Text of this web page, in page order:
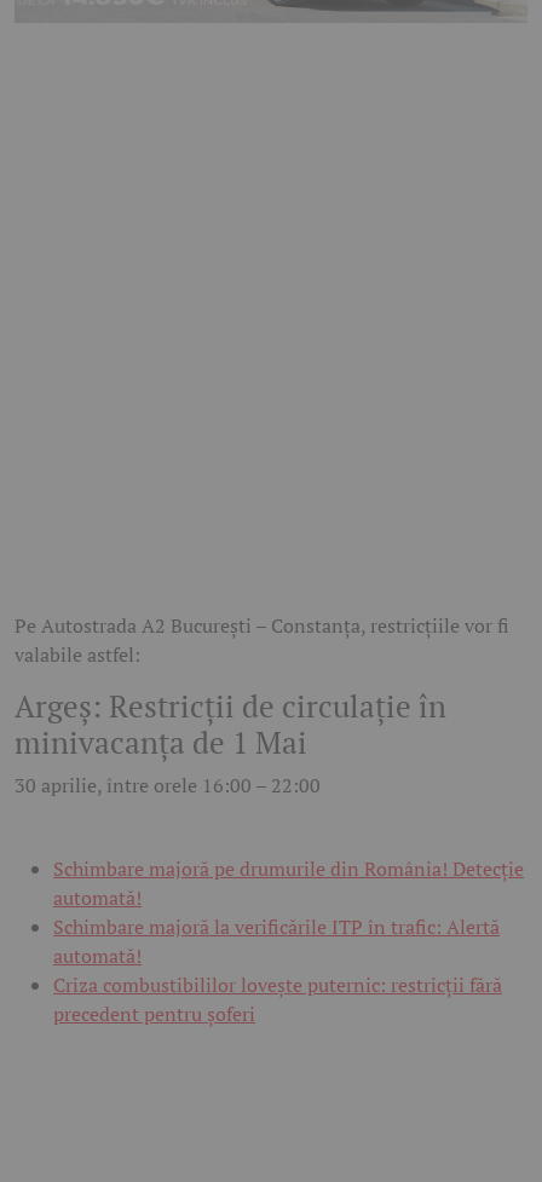
Pe Autostrada A2 București – Constanța, restricțiile vor fi
valabile astfel:
Argeș: Restricții de circulație în
minivacanța de 1 Mai
30 aprilie, între orele 16:00 – 22:00
Schimbare majoră pe drumurile din România! Detecție
automată!
Schimbare majoră la verificările ITP în trafic: Alertă
automată!
Criza combustibililor lovește puternic: restricții fără
precedent pentru șoferi